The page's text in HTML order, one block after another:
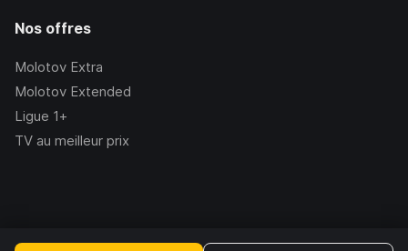
Nos offres
Molotov Extra
Molotov Extended
Ligue 1+
TV au meilleur prix